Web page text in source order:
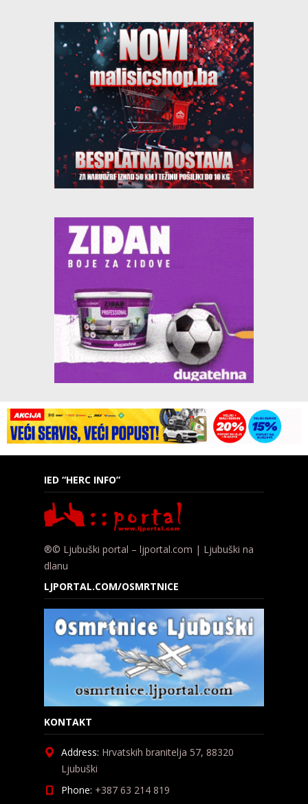
IED “HERC INFO”
®© Ljubuški portal – ljportal.com | Ljubuški na
dlanu
LJPORTAL.COM/OSMRTNICE
KONTAKT
Address: Hrvatskih branitelja 57, 88320
Ljubuški
Phone: +387 63 214 819